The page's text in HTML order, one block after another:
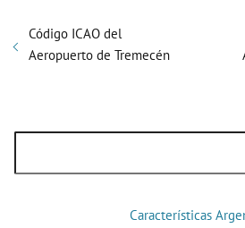
Código ICAO del
Aeropuerto de Tremecén
Características